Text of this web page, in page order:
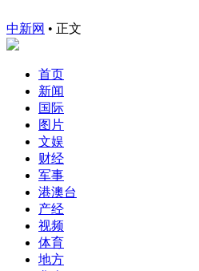
中新网 • 正文
首页
新闻
国际
图片
文娱
财经
军事
港澳台
产经
视频
体育
地方